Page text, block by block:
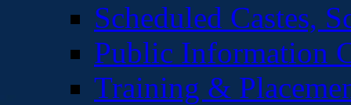
Scheduled Castes,
Public Information
Training &